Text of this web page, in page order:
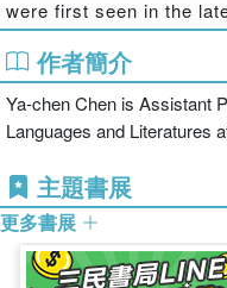
were first seen in the
termination of the Qing
Republican China in
constitutional reform
egalitarianism,
issues. Taking a multi-
of film, history, literature
book will be of huge
Chinese culture and
studies and gender
作者簡介
Ya-chen Chen is Assistant
Languages and Literatures
主題書展
更多書展